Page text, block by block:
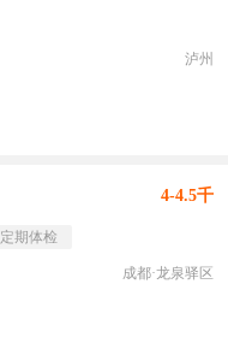
泸州
4-4.5千
定期体检
成都·龙泉驿区